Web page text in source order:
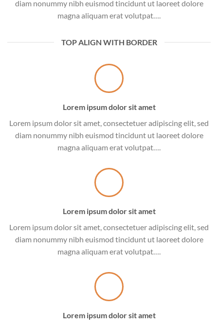
diam nonummy nibh euismod tincidunt ut laoreet dolore
magna aliquam erat volutpat….
TOP ALIGN WITH BORDER
Lorem ipsum dolor sit amet
Lorem ipsum dolor sit amet, consectetuer adipiscing elit, sed
diam nonummy nibh euismod tincidunt ut laoreet dolore
magna aliquam erat volutpat….
Lorem ipsum dolor sit amet
Lorem ipsum dolor sit amet, consectetuer adipiscing elit, sed
diam nonummy nibh euismod tincidunt ut laoreet dolore
magna aliquam erat volutpat….
Lorem ipsum dolor sit amet